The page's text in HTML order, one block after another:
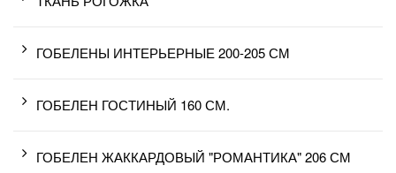
ГОБЕЛЕНЫ ИНТЕРЬЕРНЫЕ 200-205 СМ
ГОБЕЛЕН ГОСТИНЫЙ 160 СМ.
ГОБЕЛЕН ЖАККАРДОВЫЙ "РОМАНТИКА" 206 СМ